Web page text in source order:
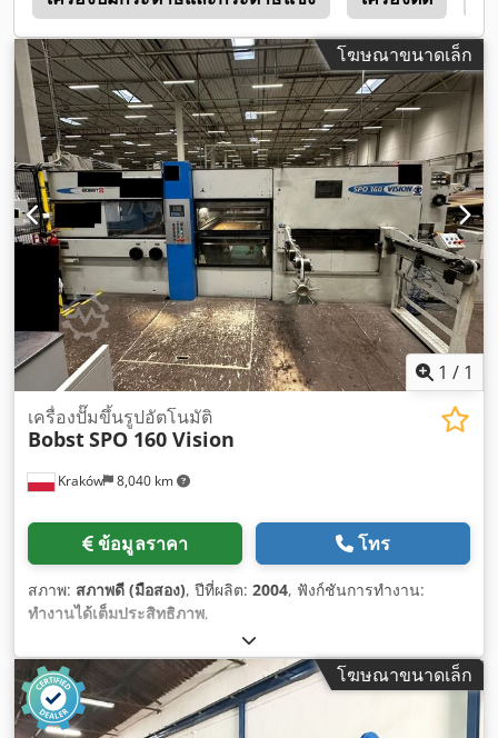
โฆษณาขนาดเล็ก
1 / 1
Kraków 8,040 km
เครื่องปั๊มขึ้นรูปอัตโนมัติ
BobstSPO 160 Vision
ข้อมูลราคา โทร
สภาพ: สภาพดี (มือสอง), ปีที่ผลิต: 2004, ฟังก์ชันการทำงาน:
ทำงานได้เต็มประสิทธิภาพ,
โฆษณาขนาดเล็ก